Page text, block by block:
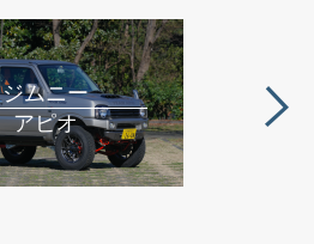
ジムニー
アピオ